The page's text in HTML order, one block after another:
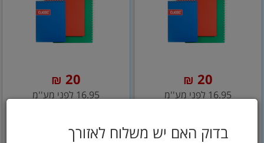
בדוק האם יש משלוח לאזורך
20
₪
16.95 לפני מע''מ
20
₪
16.95 לפני מע''מ